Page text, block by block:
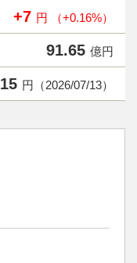
+7 円 （+0.16%）
91.65 億円
15 円（2026/07/13）